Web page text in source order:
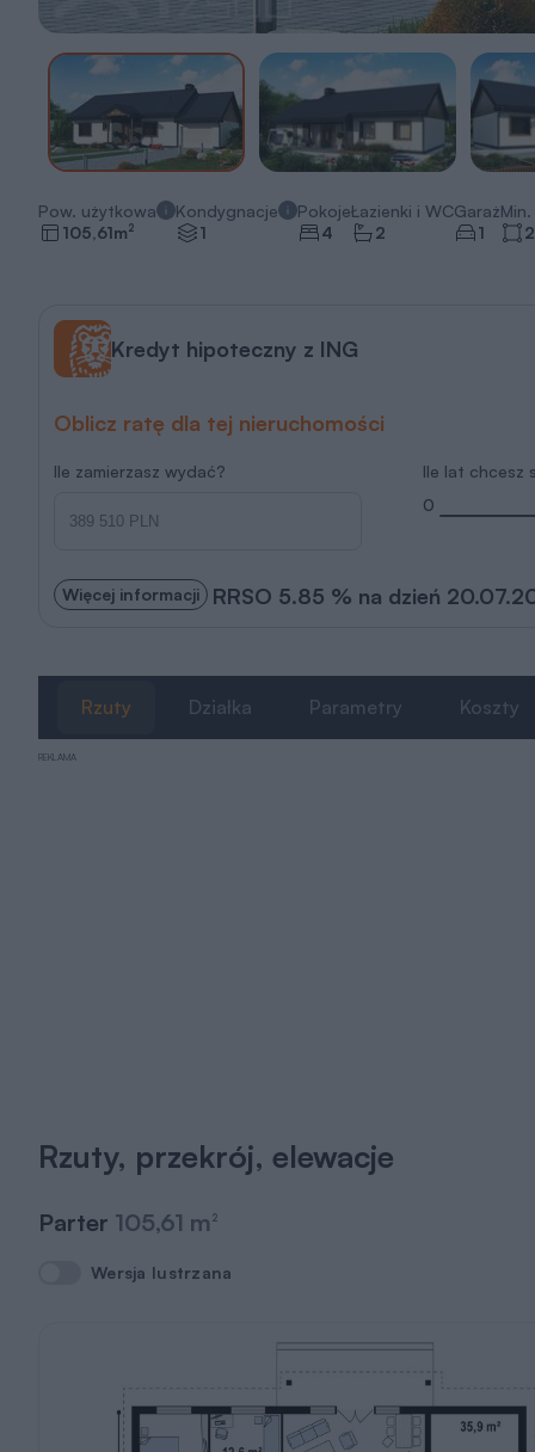
Pow. użytkowa
105,61m2
Kondygnacje
1
Pokoje
4
Łazienki i WC
2
Garaż
1
Min.
Kredyt hipoteczny z ING
Oblicz ratę dla tej nieruchomości
Ile zamierzasz wydać?
Ile lat chcesz
0
Więcej informacji RRSO 5.85 % na dzień
Rzuty Działka Parametry Koszty
REKLAMA
Rzuty, przekrój, elewacje
Parter 105,61 m 2
Wersja lustrzana
Wersja lustrzana